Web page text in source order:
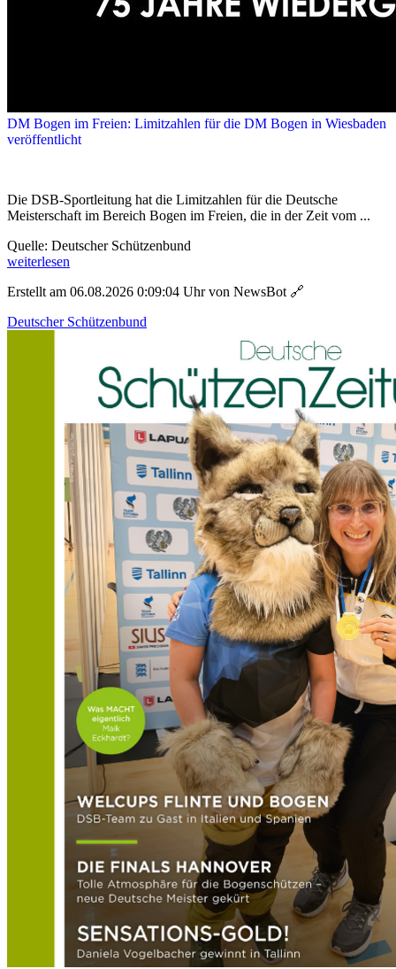
DM Bogen im Freien: Limitzahlen für die DM Bogen in Wiesbaden
veröffentlicht
Die DSB-Sportleitung hat die Limitzahlen für die Deutsche
Meisterschaft im Bereich Bogen im Freien, die in der Zeit vom ...
Quelle: Deutscher Schützenbund
weiterlesen
Erstellt am 06.08.2026 0:09:04 Uhr von NewsBot 🔗
Deutscher Schützenbund